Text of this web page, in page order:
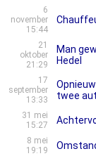
6
november
15:44
21
oktober
21:29
Man
Hedel
17
september
13:33
twee
31 mei
15:27
8 mei
19:19